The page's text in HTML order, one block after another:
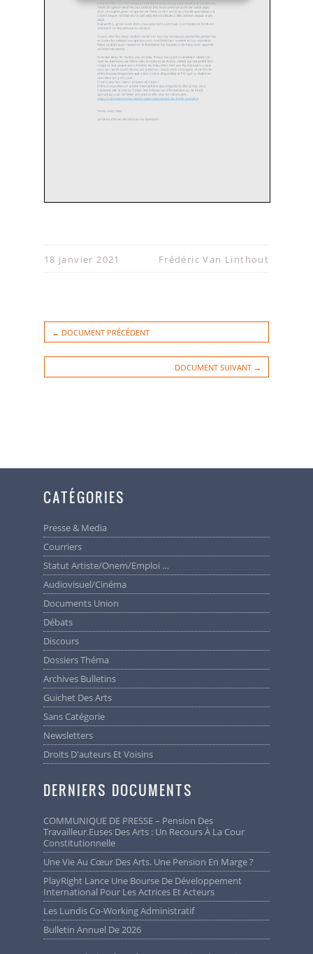
Vous avez reçu cet email car vous vous êtes inscrit sur Union des Artistes.
Permanence les lundis, mardis et jeudis de 10h à 14h
18 janvier 2021 Frédéric Van Linthout
← DOCUMENT PRÉCÉDENT
DOCUMENT SUIVANT →
CATÉGORIES
Presse & Media
Courriers
Statut Artiste/Onem/Emploi …
Audiovisuel/cinéma
Documents Union
Débats
Discours
Dossiers Théma
Archives Bulletins
Guichet Des Arts
Sans Catégorie
Newsletters
Droits D'auteurs Et Voisins
DERNIERS DOCUMENTS
COMMUNIQUE DE PRESSE – Pension Des
Travailleur.euses Des Arts : Un Recours À La Cour
Constitutionnelle
Une Vie Au Cœur Des Arts. Une Pension En Marge ?
PlayRight Lance Une Bourse De Développement
International Pour Les Actrices Et Acteurs
Les Lundis Co-Working Administratif
Bulletin Annuel De 2026